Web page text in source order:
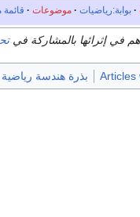
بوابة:رياضيات موضوعات
في إثرائها بالمشاركة في
Articles بذرة هندسة رياضية